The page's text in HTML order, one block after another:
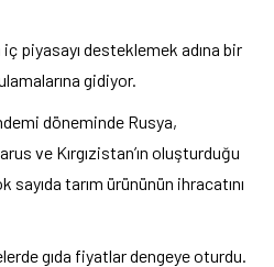
piyasayı desteklemek adına bir
gidiyor.
döneminde Rusya,
ve Kırgızistan’ın oluşturduğu
tarım ürününün ihracatını
gıda fiyatlar dengeye oturdu.